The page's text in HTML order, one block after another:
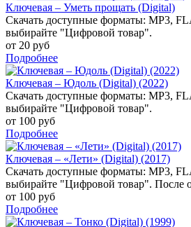
Ключевая – Уметь прощать (Digital)
Скачать доступные форматы: MP3,
выбирайте "Цифровой товар".
от 20 руб
Подробнее
Ключевая – Юдоль (Digital) (2022)
Скачать доступные форматы: MP3,
выбирайте "Цифровой товар".
от 100 руб
Подробнее
Ключевая – «Лети» (Digital) (2017)
Скачать доступные форматы: MP3,
выбирайте "Цифровой товар". После
от 100 руб
Подробнее